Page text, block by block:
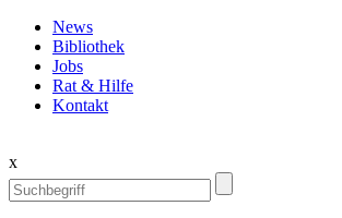
News
Bibliothek
Jobs
Rat & Hilfe
Kontakt
x